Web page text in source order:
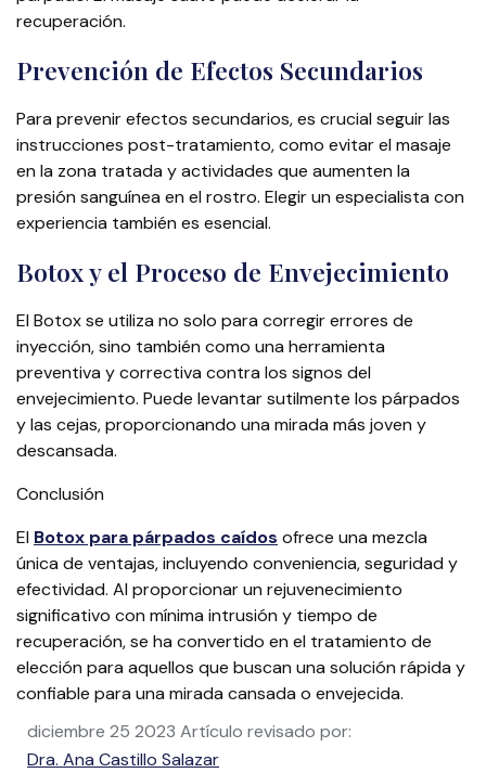
recuperación.
Prevención de Efectos Secundarios
Para prevenir efectos secundarios, es crucial seguir las
instrucciones post-tratamiento, como evitar el masaje
en la zona tratada y actividades que aumenten la
presión sanguínea en el rostro. Elegir un especialista con
experiencia también es esencial.
Botox y el Proceso de Envejecimiento
El Botox se utiliza no solo para corregir errores de
inyección, sino también como una herramienta
preventiva y correctiva contra los signos del
envejecimiento. Puede levantar sutilmente los párpados
y las cejas, proporcionando una mirada más joven y
descansada.
Conclusión
El Botox para párpados caídos ofrece una mezcla
única de ventajas, incluyendo conveniencia, seguridad y
efectividad. Al proporcionar un rejuvenecimiento
significativo con mínima intrusión y tiempo de
recuperación, se ha convertido en el tratamiento de
elección para aquellos que buscan una solución rápida y
confiable para una mirada cansada o envejecida.
diciembre 25 2023 Artículo revisado por:
Dra. Ana Castillo Salazar